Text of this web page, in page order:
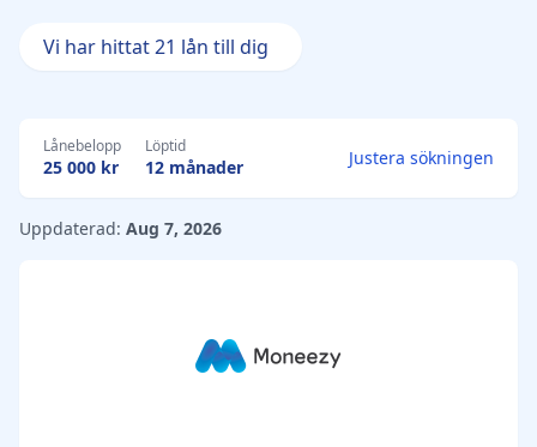
Vi har hittat 21 lån till dig
Lånebelopp
25 000 kr
Löptid
12 månader Justera sökningen
Uppdaterad: Aug 7, 2026